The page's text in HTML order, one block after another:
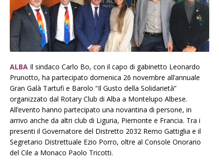
ALBA Il sindaco Carlo Bo, con il capo di gabinetto Leonardo
Prunotto, ha partecipato domenica 26 novembre all’annuale
Gran Galà Tartufi e Barolo “Il Gusto della Solidarietà”
organizzato dal Rotary Club di Alba a Montelupo Albese.
All’evento hanno partecipato una novantina di persone, in
arrivo anche da altri club di Liguria, Piemonte e Francia. Tra i
presenti il Governatore del Distretto 2032 Remo Gattiglia e il
Segretario Distrettuale Ezio Porro, oltre al Console Onorario
del Cile a Monaco Paolo Tricotti.